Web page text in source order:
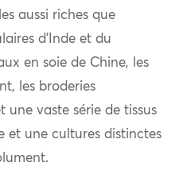
aussi riches que
d’Inde et du
en soie de Chine, les
les broderies
une vaste série de tissus
et une cultures distinctes